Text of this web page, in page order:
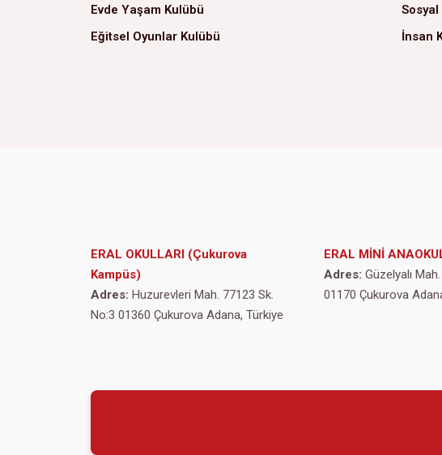
Evde Yaşam Kulübü
Eğitsel Oyunlar Kulübü
İnsan
ERAL OKULLARI (Çukurova
Kampüs)
Adres: Huzurevleri Mah. 77123 Sk.
No:3 01360 Çukurova Adana, Türkiye
ERAL MİNİ
Adres: Güzelyalı
01170 Çukurova